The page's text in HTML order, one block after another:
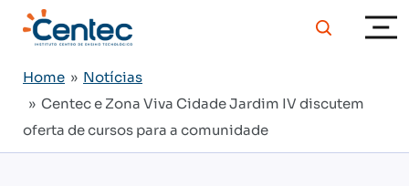
Home » Notícias
» Centec e Zona Viva Cidade Jardim IV discutem
oferta de cursos para a comunidade